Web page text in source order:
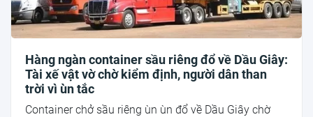
Hàng ngàn container sầu riêng đổ về Dầu Giây:
Tài xế vật vờ chờ kiểm định, người dân than
trời vì ùn tắc
Container chở sầu riêng ùn ùn đổ về Dầu Giây chờ